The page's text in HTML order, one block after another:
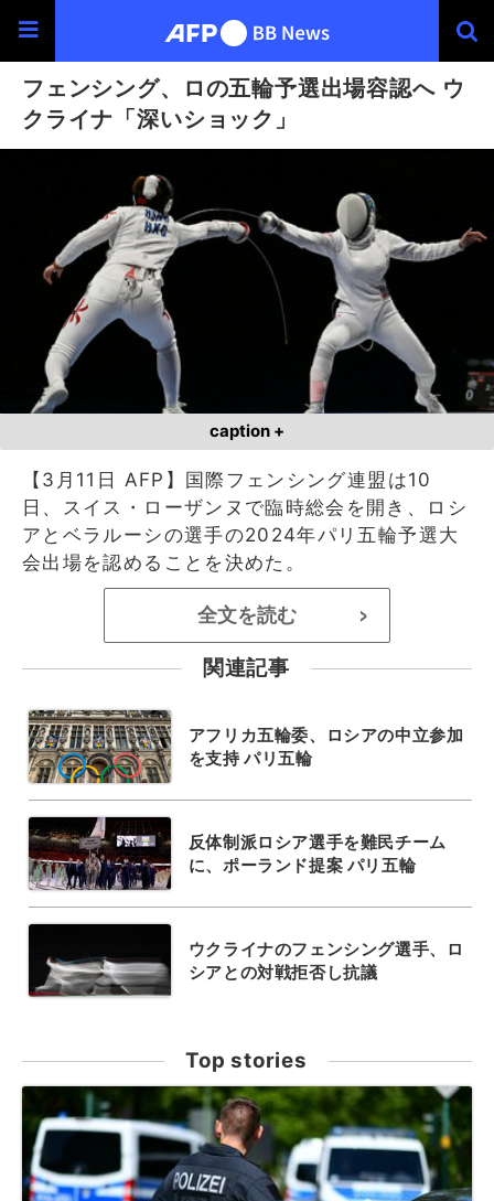
フェンシング、ロの五輪予選出場容認へ ウ
クライナ「深いショック」
caption +
【3月11日 AFP】国際フェンシング連盟は10
日、スイス・ローザンヌで臨時総会を開き、ロシ
アとベラルーシの選手の2024年パリ五輪予選大
会出場を認めることを決めた。
全文を読む >
関連記事
アフリカ五輪委、ロシアの中立参加
を支持 パリ五輪
反体制派ロシア選手を難民チーム
に、ポーランド提案 パリ五輪
ウクライナのフェンシング選手、ロ
シアとの対戦拒否し抗議
Top stories